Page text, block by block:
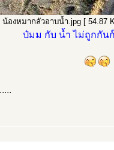
น้องหมากลัวอาบน้ำ.jpg [ 54.87
ป๋มม กับ น้ำ ไม่ถูกกัน